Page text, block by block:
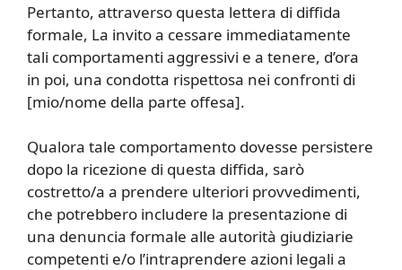
Pertanto, attraverso questa lettera di diffida
formale, La invito a cessare immediatamente
tali comportamenti aggressivi e a tenere, d’ora
in poi, una condotta rispettosa nei confronti di
[mio/nome della parte offesa].
Qualora tale comportamento dovesse persistere
dopo la ricezione di questa diffida, sarò
costretto/a a prendere ulteriori provvedimenti,
che potrebbero includere la presentazione di
una denuncia formale alle autorità giudiziarie
competenti e/o l’intraprendere azioni legali a